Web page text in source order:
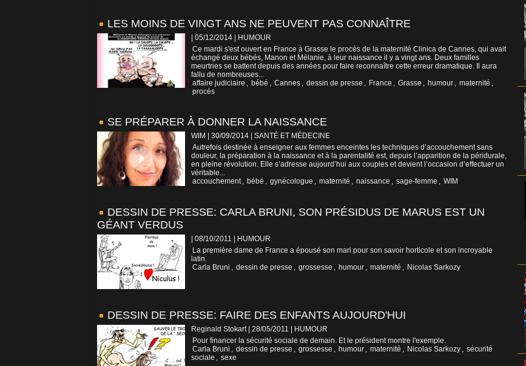
LES MOINS DE VINGT ANS NE PEUVENT PAS CONNAÎTRE
| 05/12/2014
HUMOUR
Ce mardi s'est ouvert en France à Grasse le procès de la maternité Clinica de Cannes, qui avait
échangé deux bébés, Manon et Mélanie, à leur naissance il y a vingt ans. Deux familles
meurtries se battent depuis des années pour faire reconnaître cette erreur dramatique. Il aura
fallu de nombreuses...
affaire judiciaire , bébé , Cannes , dessin de presse , France , Grasse , humour , maternité ,
procès
SE PRÉPARER À DONNER LA NAISSANCE
WIM | 30/09/2014
SANTÉ ET MÉDECINE
Autrefois destinée à enseigner aux femmes enceintes les techniques d’accouchement sans
douleur, la préparation à la naissance et à la parentalité est, depuis l’apparition de la péridurale,
en pleine révolution. Elle s’adresse aujourd’hui aux couples et devient l’occasion d’effectuer un
véritable...
accouchement , bébé , gynécologue , maternité , naissance , sage-femme , WIM
DESSIN DE PRESSE: CARLA BRUNI, SON PRÉSIDUS DE MARUS EST UN
GÉANT VERDUS
| 08/10/2011
HUMOUR
La première dame de France a épousé son mari pour son savoir horticole et son incroyable
latin.
Carla Bruni , dessin de presse , grossesse , humour , maternité , Nicolas Sarkozy
DESSIN DE PRESSE: FAIRE DES ENFANTS AUJOURD'HUI
Reginald Stokart | 28/05/2011
HUMOUR
Pour financer la sécurité sociale de demain. Et le président montre l'exemple.
Carla Bruni , dessin de presse , grossesse , humour , maternité , Nicolas Sarkozy , sécurité
sociale , sexe